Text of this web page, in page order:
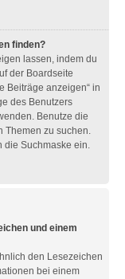
finden?
lassen, indem du
der Boardseite
Beiträge anzeigen“ in
des Benutzers
Benutze die
Themen zu suchen.
die Suchmaske ein.
und einem
den Lesezeichen
bei einem